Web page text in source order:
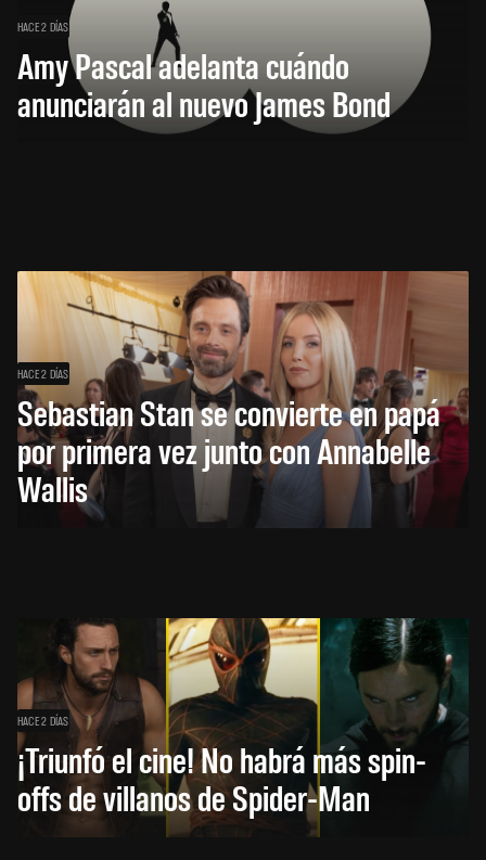
HACE 2 DÍAS
Amy Pascal adelanta cuándo
anunciarán al nuevo James Bond
HACE 2 DÍAS
Sebastian Stan se convierte en papá
por primera vez junto con Annabelle
Wallis
HACE 2 DÍAS
¡Triunfó el cine! No habrá más spin-
offs de villanos de Spider-Man